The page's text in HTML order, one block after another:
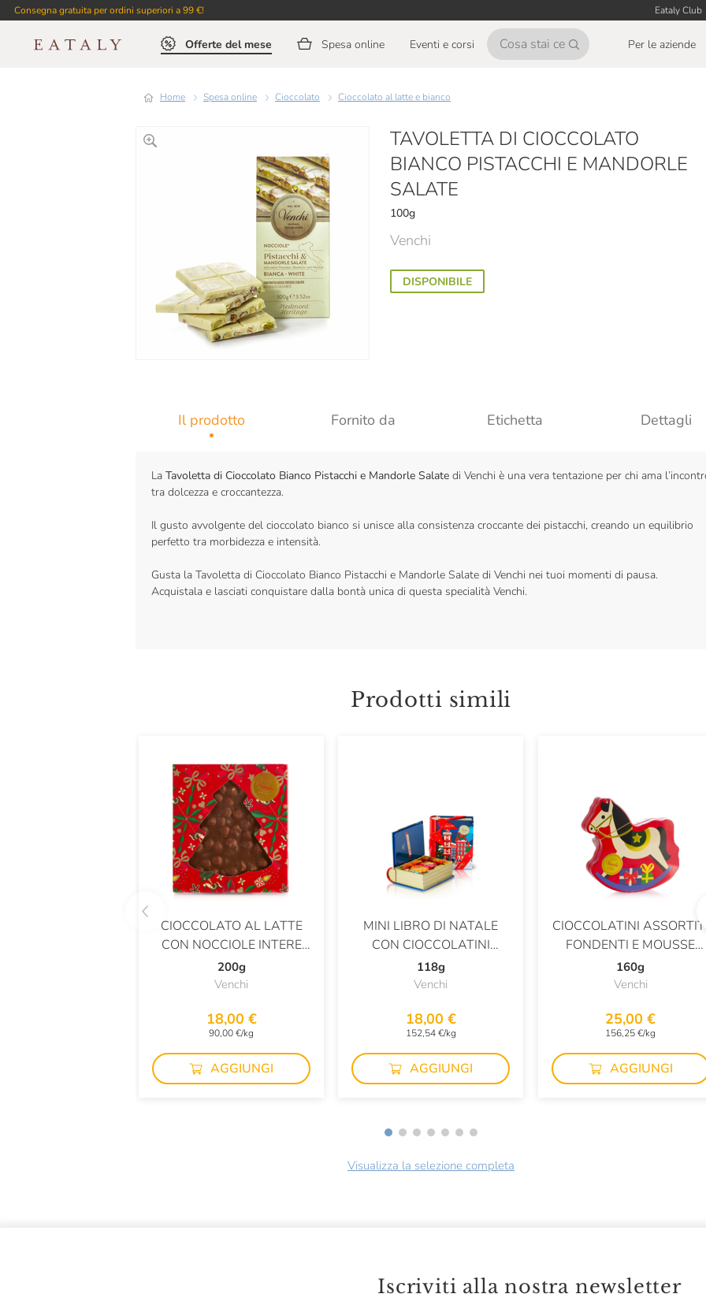
Consegna gratuita per ordini superiori a 99 €! Eataly Club
Offerte del mese Spesa online Eventi e corsi Per le aziende
Home Spesa online Cioccolato Cioccolato al latte e bianco
TAVOLETTA DI CIOCCOLATO
BIANCO PISTACCHI E MANDORLE
SALATE
100g
Venchi
DISPONIBILE
Il prodotto Fornito da Etichetta Dettagli
La Tavoletta di Cioccolato Bianco Pistacchi e Mandorle Salate di Venchi è una vera tentazione per chi ama
tra dolcezza e croccantezza.
Il gusto avvolgente del cioccolato bianco si unisce alla consistenza croccante dei pistacchi, creando un equilibrio
perfetto tra morbidezza e intensità.
Gusta la Tavoletta di Cioccolato Bianco Pistacchi e Mandorle Salate di Venchi nei tuoi momenti di pausa.
Acquistala e lasciati conquistare dalla bontà unica di questa specialità Venchi.
Prodotti simili
CIOCCOLATO AL LATTE
CON NOCCIOLE INTERE
PIEMONTE IGP
200g
Venchi
18,00 €
90,00 €/kg
AGGIUNGI
MINI LIBRO DI NATALE
CON CIOCCOLATINI
ASSORTITI
118g
Venchi
18,00 €
152,54 €/kg
AGGIUNGI
CIOCCOLATINI
FONDENTI E MOUSSE
LATTE
160g
Venchi
25,00 €
156,25 €/kg
AGGIUNGI
Visualizza la selezione completa
Iscriviti alla nostra newsletter